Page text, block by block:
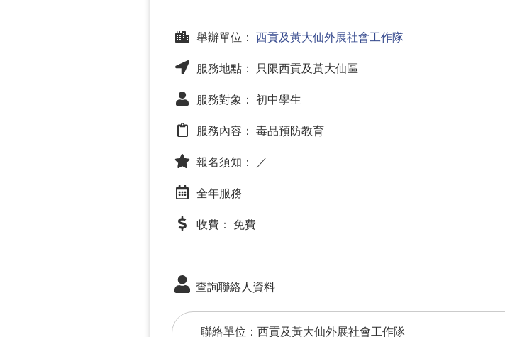
舉辦單位： 西貢及黃大仙外展社會工作隊
服務地點： 只限西貢及黃大仙區
服務對象： 初中學生
服務內容： 毒品預防教育
報名須知：
／
全年服務
收費： 免費
查詢聯絡人資料
聯絡單位：西貢及黃大仙外展社會工作隊